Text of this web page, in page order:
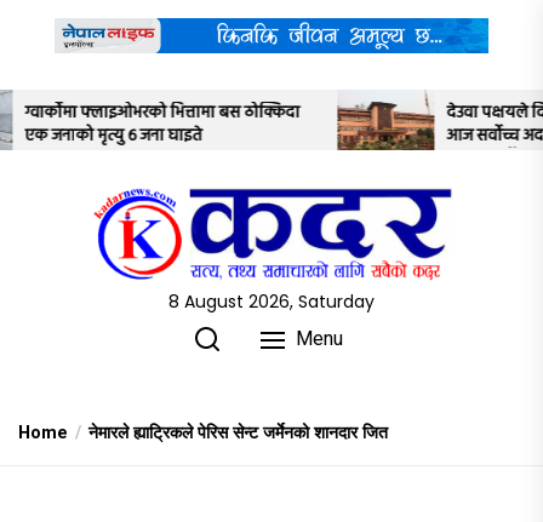
content
देउवा पक्षयले दिएकोे पुनरावलोकन निवेदनमाथि
आज सर्वोच्च अदालतका तीन न्यायाधीशले
8 August 2026, Saturday
Menu
Home नेमारले ह्याट्रिकले पेरिस सेन्ट जर्मेनको शानदार जित